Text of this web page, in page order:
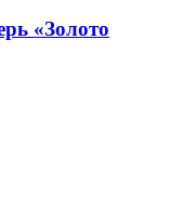
«Золото